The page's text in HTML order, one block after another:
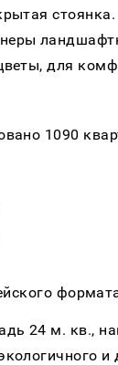
для
1090
24 м. кв.,